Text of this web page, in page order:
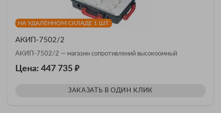
НА УДАЛЁННОМ СКЛАДЕ 1 ШТ.
АКИП-7502/2
АКИП-7502/2 — магазин сопротивлений высокоомный
Цена: 447 735 ₽
ЗАКАЗАТЬ В ОДИН КЛИК